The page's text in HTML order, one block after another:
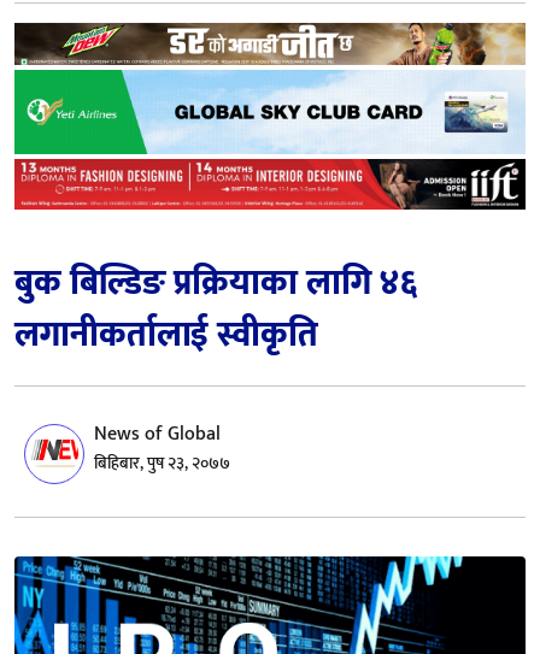
बुक बिल्डिङ प्रक्रियाका लागि ४६
लगानीकर्तालाई स्वीकृति
News of Global
बिहिबार, पुष २३, २०७७